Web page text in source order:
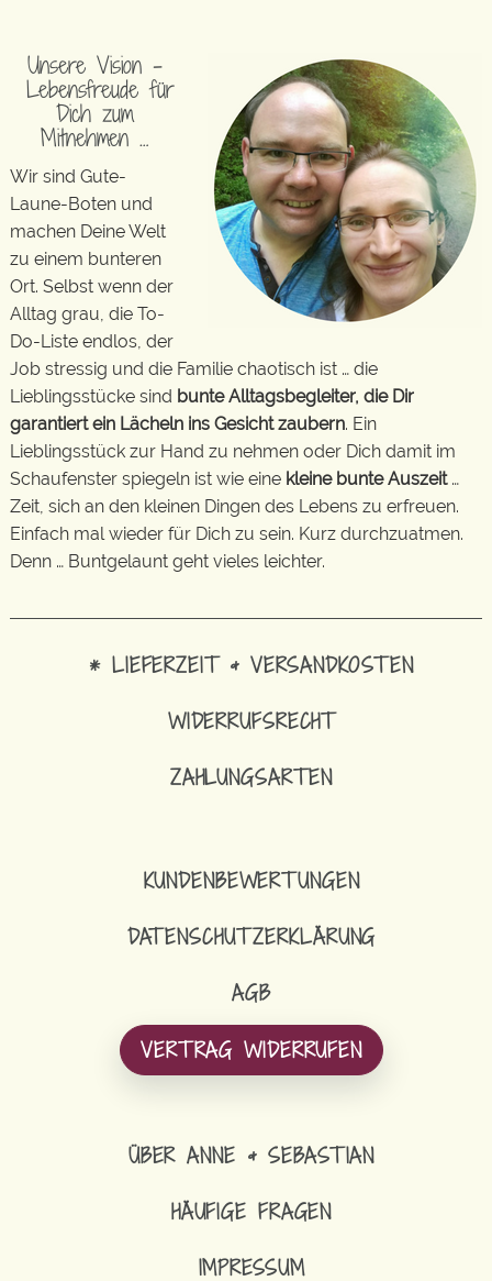
Unsere Vision –
Lebensfreude für
Dich zum
Mitnehmen …
Wir sind Gute-
Laune-Boten und
machen Deine Welt
zu einem bunteren
Ort. Selbst wenn der
Alltag grau, die To-
Do-Liste endlos, der
Job stressig und die Familie chaotisch ist … die
Lieblingsstücke sind bunte Alltagsbegleiter, die Dir
garantiert ein Lächeln ins Gesicht zaubern. Ein
Lieblingsstück zur Hand zu nehmen oder Dich damit im
Schaufenster spiegeln ist wie eine kleine bunte Auszeit…
Zeit, sich an den kleinen Dingen des Lebens zu erfreuen.
Einfach mal wieder für Dich zu sein. Kurz durchzuatmen.
Denn … Buntgelaunt geht vieles leichter.
* LIEFERZEIT & VERSANDKOSTEN
WIDERRUFSRECHT
ZAHLUNGSARTEN
KUNDENBEWERTUNGEN
DATENSCHUTZERKLÄRUNG
AGB
VERTRAG WIDERRUFEN
ÜBER ANNE & SEBASTIAN
HÄUFIGE FRAGEN
IMPRESSUM